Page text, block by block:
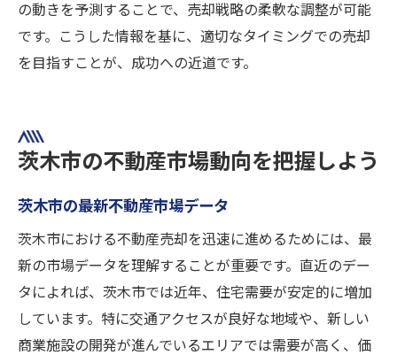
の動きを予測することで、売却戦略の柔軟な調整が可能
です。こうした情報を基に、適切なタイミングでの売却
を目指すことが、成功への近道です。
茨木市の不動産市場動向を把握しよう
茨木市の最新不動産市場データ
茨木市における不動産売却を迅速に進めるためには、最
新の市場データを理解することが重要です。直近のデー
タによれば、茨木市では近年、住宅需要が安定的に増加
しています。特に交通アクセスが良好な地域や、新しい
商業施設の開発が進んでいるエリアでは需要が高く、価